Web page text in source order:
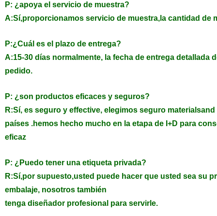
P: ¿apoya el servicio de muestra?
A:Sí,proporcionamos servicio de muestra,la cantidad de
P:¿Cuál es el plazo de entrega?
A:15-30 días normalmente, la fecha de entrega
pedido.
P: ¿son productos eficaces y seguros?
R:Sí, es seguro y effective, elegimos seguro
países .hemos hecho mucho en la etapa de I+D para
eficaz
P: ¿Puedo tener una etiqueta privada?
R:Sí,por supuesto,usted puede hacer que usted sea su
embalaje, nosotros también
tenga diseñador profesional para servirle.